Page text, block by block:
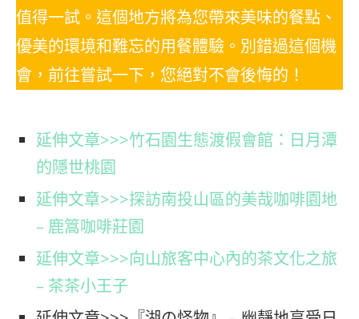
值得一試。這個地方將為您帶來美味的餐點、
優美的環境和難忘的用餐體驗。別錯過這個機
會，前往嘗試一下，您絕對不會後悔的！
延伸文章>>>竹石園生態渡假會館：日月潭
的隱世桃園
延伸文章>>>探訪南投山區的美哉咖啡園地
– 鹿篙咖啡莊園
延伸文章>>>向山旅客中心內的茶文化之旅
– 茶茶小王子